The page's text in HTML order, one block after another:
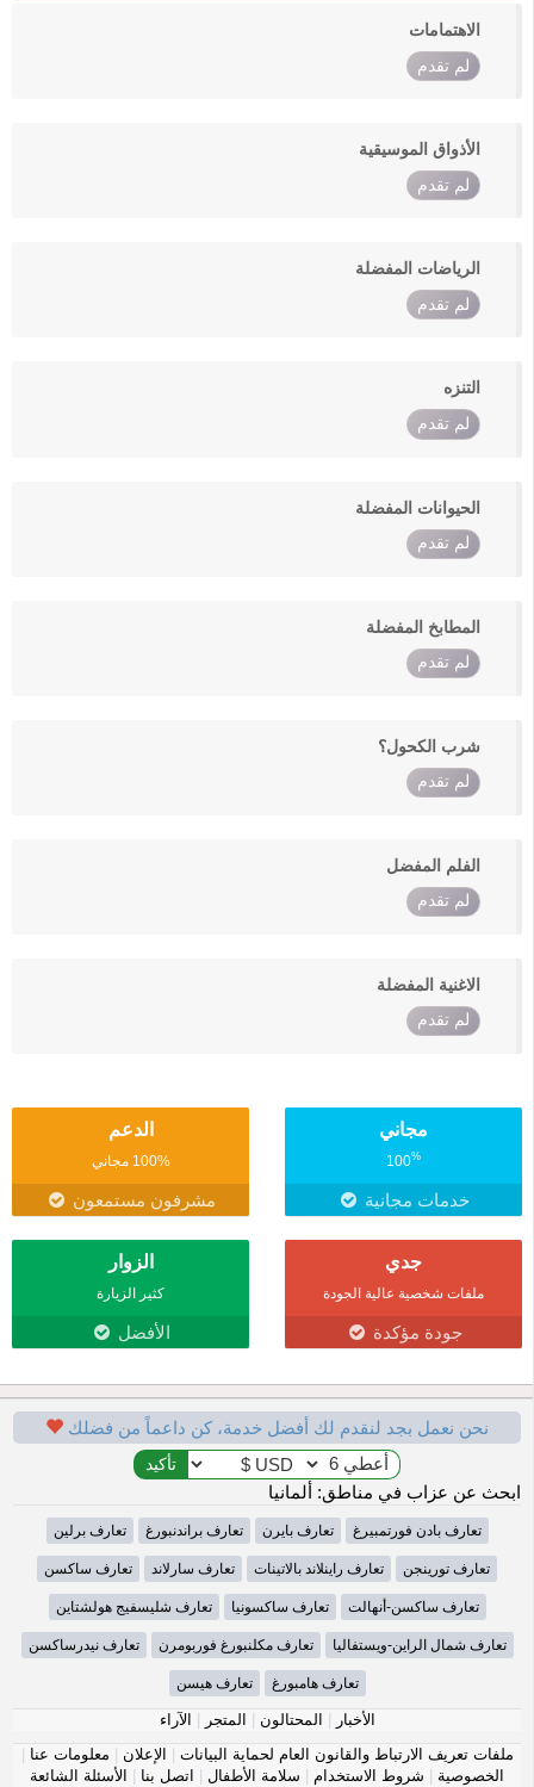
الاهتمامات
لم تقدم
الأذواق الموسيقية
لم تقدم
الرياضات المفضلة
لم تقدم
التنزه
لم تقدم
الحيوانات المفضلة
لم تقدم
المطابخ المفضلة
لم تقدم
شرب الكحول؟
لم تقدم
الفلم المفضل
لم تقدم
الاغنية المفضلة
لم تقدم
مجاني
100%
خدمات مجانية
الدعم
100% مجاني
مشرفون مستمعون
جدي
ملفات شخصية عالية الجودة
جودة مؤكدة
الزوار
كثير الزيارة
الأفضل
نحن نعمل بجد لنقدم لك أفضل خدمة، كن داعماً من فضلك
ابحث عن عزاب في مناطق: ألمانيا
تعارف بادن فورتمبيرغ تعارف بايرن تعارف براندنبورغ تعارف برلين
تعارف تورينجن تعارف راينلاند بالاتينات تعارف سارلاند تعارف ساكسن
تعارف ساكسن-أنهالت تعارف ساكسونيا تعارف شليسفيج هولشتاين
تعارف شمال الراين-ويستفاليا تعارف مكلنبورغ فوربومرن تعارف نيدرساكسن
تعارف هامبورغ تعارف هيسن
الأخبار | المحتالون | المتجر | الآراء
ملفات تعريف الارتباط والقانون العام لحماية البيانات | الإعلان | معلومات عنا |
الخصوصية | شروط الاستخدام | سلامة الأطفال | اتصل بنا | الأسئلة الشائعة